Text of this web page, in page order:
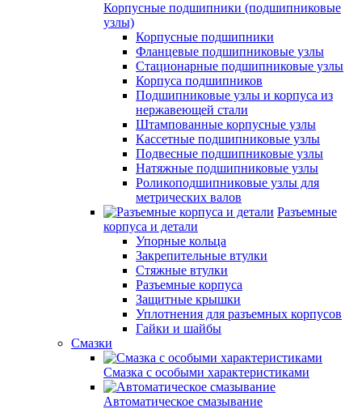
Корпусные подшипники (подшипниковые
узлы)
Корпусные подшипники
Фланцевые подшипниковые узлы
Стационарные подшипниковые узлы
Корпуса подшипников
Подшипниковые узлы и корпуса из
нержавеющей стали
Штампованные корпусные узлы
Кассетные подшипниковые узлы
Подвесные подшипниковые узлы
Натяжные подшипниковые узлы
Роликоподшипниковые узлы для
метрических валов
Разъемные
корпуса и детали
Упорные кольца
Закрепительные втулки
Стяжные втулки
Разъемные корпуса
Защитные крышки
Уплотнения для разъемных корпусов
Гайки и шайбы
Смазки
Смазка с особыми характеристиками
Автоматическое смазывание